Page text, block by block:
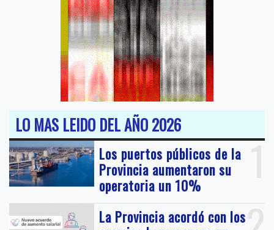
LO MAS LEIDO DEL AÑO 2026
1
Los puertos públicos de la
Provincia aumentaron su
operatoria un 10%
La Provincia acordó con los